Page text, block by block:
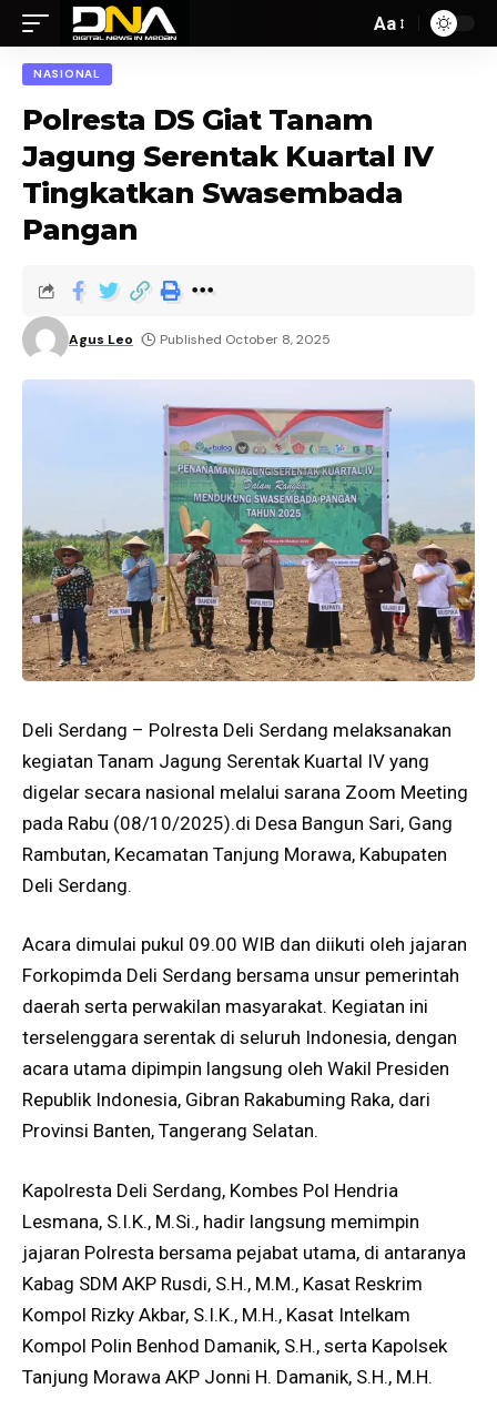
Aa
NASIONAL
Polresta DS Giat Tanam
Jagung Serentak Kuartal IV
Tingkatkan Swasembada
Pangan
Agus Leo Published October 8, 2025
Deli Serdang – Polresta Deli Serdang melaksanakan
kegiatan Tanam Jagung Serentak Kuartal IV yang
digelar secara nasional melalui sarana Zoom Meeting
pada Rabu (08/10/2025).di Desa Bangun Sari, Gang
Rambutan, Kecamatan Tanjung Morawa, Kabupaten
Deli Serdang.
Acara dimulai pukul 09.00 WIB dan diikuti oleh jajaran
Forkopimda Deli Serdang bersama unsur pemerintah
daerah serta perwakilan masyarakat. Kegiatan ini
terselenggara serentak di seluruh Indonesia, dengan
acara utama dipimpin langsung oleh Wakil Presiden
Republik Indonesia, Gibran Rakabuming Raka, dari
Provinsi Banten, Tangerang Selatan.
Kapolresta Deli Serdang, Kombes Pol Hendria
Lesmana, S.I.K., M.Si., hadir langsung memimpin
jajaran Polresta bersama pejabat utama, di antaranya
Kabag SDM AKP Rusdi, S.H., M.M., Kasat Reskrim
Kompol Rizky Akbar, S.I.K., M.H., Kasat Intelkam
Kompol Polin Benhod Damanik, S.H., serta Kapolsek
Tanjung Morawa AKP Jonni H. Damanik, S.H., M.H.